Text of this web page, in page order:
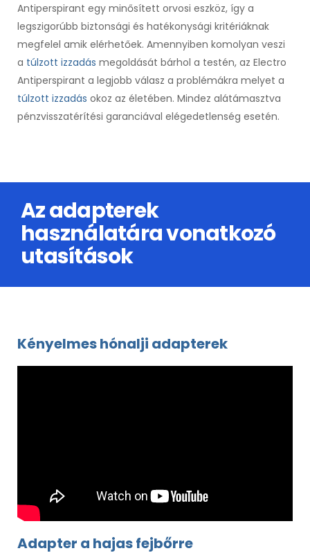
Antiperspirant egy minősített orvosi eszköz, így a
legszigorúbb biztonsági és hatékonysági kritériáknak
megfelel amik elérhetőek. Amennyiben komolyan veszi
a túlzott izzadás megoldását bárhol a testén, az Electro
Antiperspirant a legjobb válasz a problémákra melyet a
túlzott izzadás okoz az életében. Mindez alátámasztva
pénzvisszatérítési garanciával elégedetlenség esetén.
Az adapterek
használatára vonatkozó
utasítások
Kényelmes hónalji adapterek
Adapter a hajas fejbőrre